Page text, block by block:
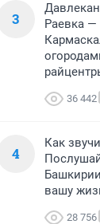
3
Раевка
36 442
4
Как
вашу
28 756